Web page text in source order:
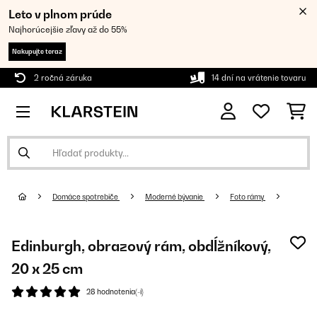
Leto v plnom prúde
Najhorúcejšie zľavy až do 55%
Nakupujte teraz
2 ročná záruka 14 dní na vrátenie tovaru
Domáce spotrebiče Moderné bývanie Foto rámy
Edinburgh, obrazový rám, obdĺžníkový,
20 x 25 cm
28 hodnotenia(-í)